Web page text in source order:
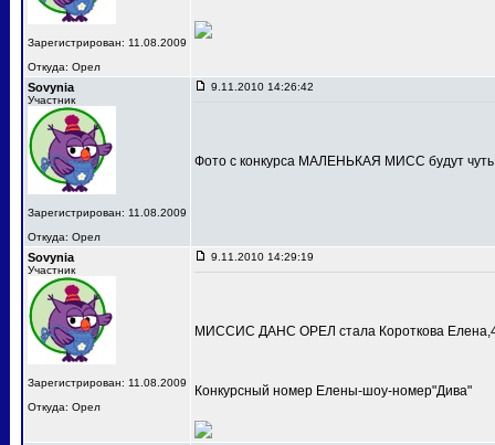
Зарегистрирован: 11.08.2009
Откуда: Орел
Sovynia
Участник
Зарегистрирован: 11.08.2009
Откуда: Орел
9.11.2010 14:26:42
Фото с конкурса МАЛЕНЬКАЯ МИСС будут
Sovynia
Участник
Зарегистрирован: 11.08.2009
Откуда: Орел
9.11.2010 14:29:19
МИССИС ДАНС ОРЕЛ стала Короткова
Конкурсный номер Елены-шоу-номер"Дива"